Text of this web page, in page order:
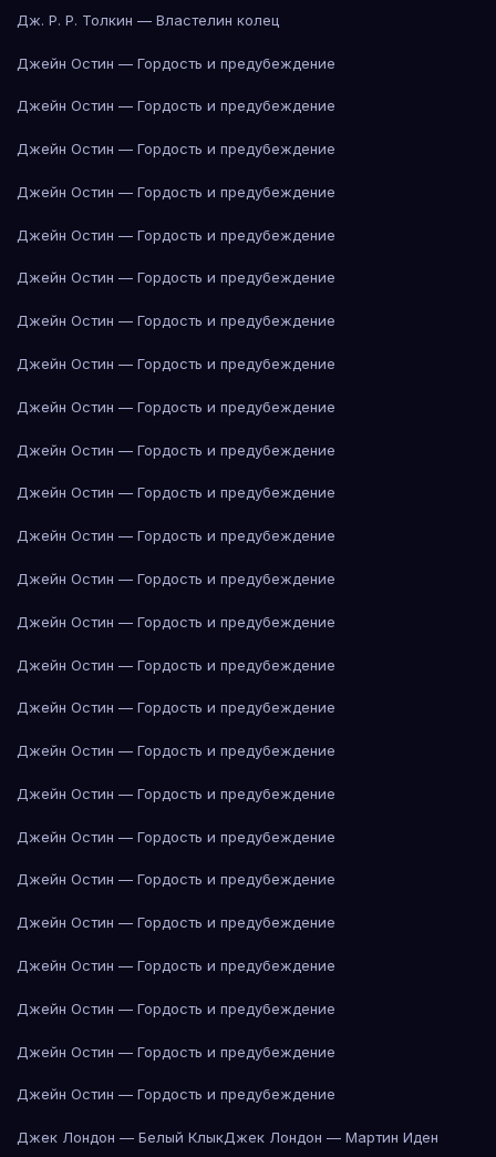
Дж. Р. Р. Толкин — Властелин колец
Джейн Остин — Гордость и предубеждение
Джейн Остин — Гордость и предубеждение
Джейн Остин — Гордость и предубеждение
Джейн Остин — Гордость и предубеждение
Джейн Остин — Гордость и предубеждение
Джейн Остин — Гордость и предубеждение
Джейн Остин — Гордость и предубеждение
Джейн Остин — Гордость и предубеждение
Джейн Остин — Гордость и предубеждение
Джейн Остин — Гордость и предубеждение
Джейн Остин — Гордость и предубеждение
Джейн Остин — Гордость и предубеждение
Джейн Остин — Гордость и предубеждение
Джейн Остин — Гордость и предубеждение
Джейн Остин — Гордость и предубеждение
Джейн Остин — Гордость и предубеждение
Джейн Остин — Гордость и предубеждение
Джейн Остин — Гордость и предубеждение
Джейн Остин — Гордость и предубеждение
Джейн Остин — Гордость и предубеждение
Джейн Остин — Гордость и предубеждение
Джейн Остин — Гордость и предубеждение
Джейн Остин — Гордость и предубеждение
Джейн Остин — Гордость и предубеждение
Джейн Остин — Гордость и предубеждение
Джек Лондон — Белый КлыкДжек Лондон — Мартин Иден